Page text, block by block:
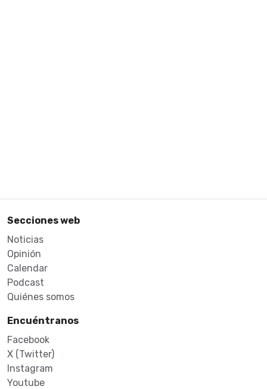
Secciones web
Noticias
Opinión
Calendar
Podcast
Quiénes somos
Encuéntranos
Facebook
X (Twitter)
Instagram
Youtube